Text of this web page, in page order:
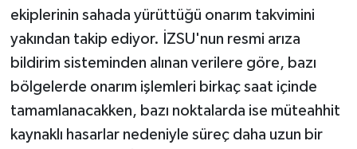
ekiplerinin sahada yürüttüğü onarım takvimini
yakından takip ediyor. İZSU'nun resmi arıza
bildirim sisteminden alınan verilere göre, bazı
bölgelerde onarım işlemleri birkaç saat içinde
tamamlanacakken, bazı noktalarda ise müteahhit
kaynaklı hasarlar nedeniyle süreç daha uzun bir